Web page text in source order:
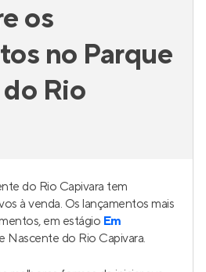
os
no Parque
Rio
do Rio Capivara tem
à venda. Os lançamentos mais
em estágio Em
Nascente do Rio Capivara.